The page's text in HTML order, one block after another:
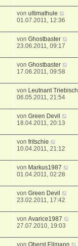
vonultimathule
01.07.2011, 12:36
vonGhostbaster
23.06.2011, 09:17
vonGhostbaster
17.06.2011, 09:58
von Leutnant Triebisch
06.05.2011, 21:54
vonGreen Devil
18.04.2011, 20:13
vonfritschie
10.04.2011, 21:12
von Markus1987
01.04.2011, 02:28
vonGreen Devil
23.02.2011, 17:42
vonAvarice1987
27.07.2010, 19:03